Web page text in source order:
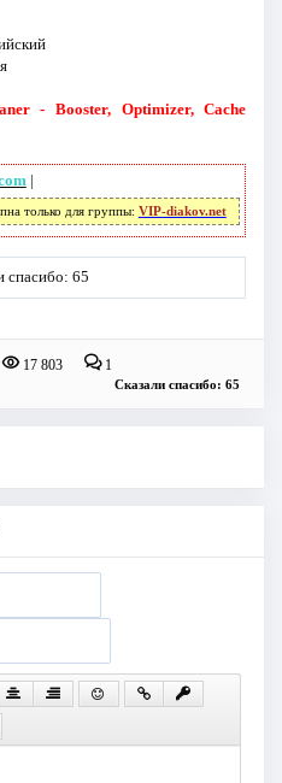
- Booster, Optimizer, Cache
|
только для группы: VIP-diakov.net
спасибо: 65
17 803 1
Сказали спасибо: 65